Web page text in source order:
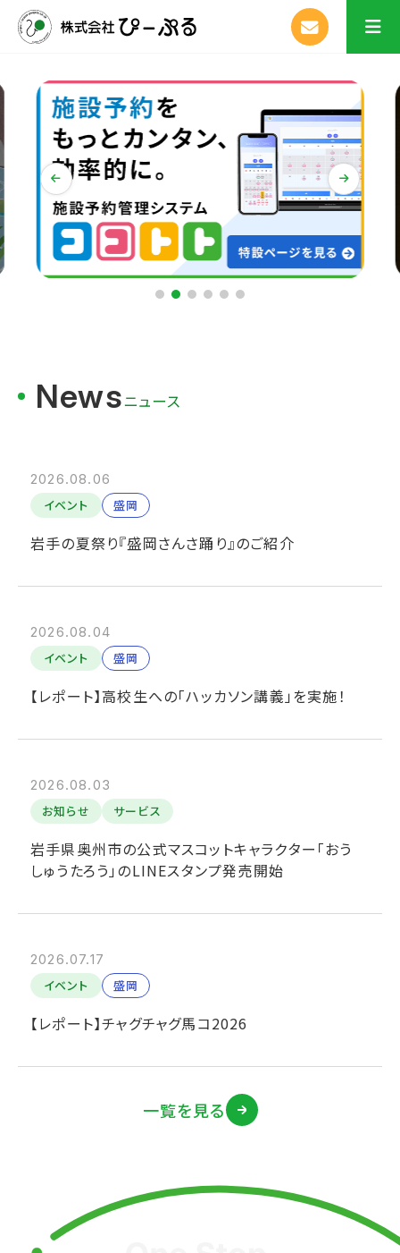
Newsニュース
2026.08.06
イベント
盛岡
岩手の夏祭り『盛岡さんさ踊り』のご紹介
2026.08.04
イベント
盛岡
【レポート】高校生への「ハッカソン講義」を実施！
2026.08.03
お知らせ
サービス
岩手県奥州市の公式マスコットキャラクター「おう
しゅうたろう」のLINEスタンプ発売開始
2026.07.17
イベント
盛岡
【レポート】チャグチャグ馬コ2026
一覧を見る